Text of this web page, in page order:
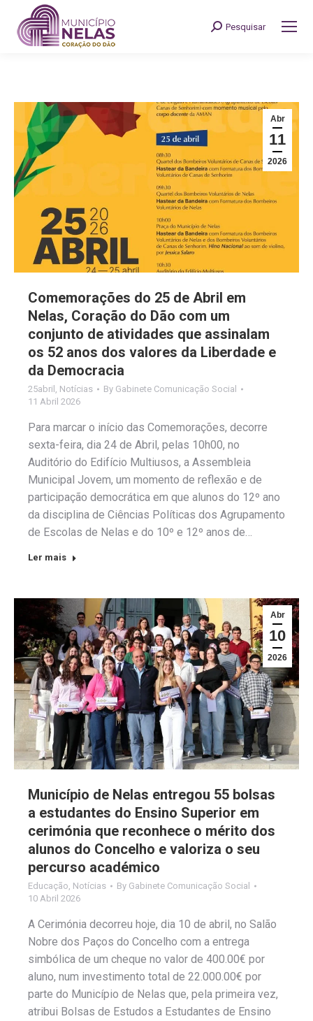
Search:
Pesquisar
Abr
11
2026
Comemorações do 25 de Abril em
Nelas, Coração do Dão com um
conjunto de atividades que assinalam
os 52 anos dos valores da Liberdade e
da Democracia
25abril , Notícias By Gabinete Comunicação Social
11 Abril 2026
Para marcar o início das Comemorações, decorre
sexta-feira, dia 24 de Abril, pelas 10h00, no
Auditório do Edifício Multiusos, a Assembleia
Municipal Jovem, um momento de reflexão e de
participação democrática em que alunos do 12º ano
da disciplina de Ciências Políticas dos Agrupamento
de Escolas de Nelas e do 10º e 12º anos de…
Ler mais
Abr
10
2026
Município de Nelas entregou 55 bolsas
a estudantes do Ensino Superior em
cerimónia que reconhece o mérito dos
alunos do Concelho e valoriza o seu
percurso académico
Educação Notícias By Gabinete Comunicação Social
10 Abril 2026
A Cerimónia decorreu hoje, dia 10 de abril, no Salão
Nobre dos Paços do Concelho com a entrega
simbólica de um cheque no valor de 400.00€ por
aluno, num investimento total de 22.000.00€ por
parte do Município de Nelas que, pela primeira vez,
atribui Bolsas de Estudos a Estudantes de Ensino